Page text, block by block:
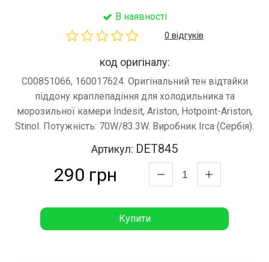
В наявності
0 відгуків
код оригіналу:
C00851066, 160017624. Оригінальний тен відтайки
піддону краплепадіння для холодильника та
морозильної камери Indesit, Ariston, Hotpoint-Ariston,
Stinol. Потужність: 70W/83.3W. Виробник Irca (Сербія).
Артикул: DET845
290 грн
Купити